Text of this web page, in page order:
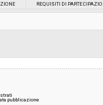
REQUISITI DI
pubblicazione